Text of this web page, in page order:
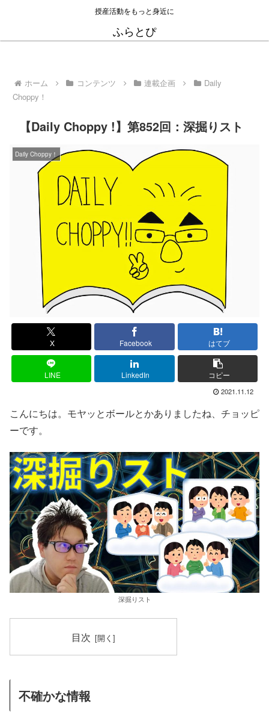
授産活動をもっと身近に
ふらとぴ
ホーム コンテンツ 連載企画
Daily
Choppy！
【Daily Choppy !】第852回：深掘りスト
Daily Choppy！
X Facebook はてブ
LINE LinkedIn コピー
2021.11.12
こんにちは。モヤッとボールとかありましたね、チョッピ
ーです。
深掘りスト
目次
不確かな情報